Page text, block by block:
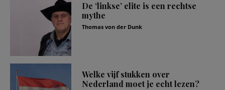
De ‘linkse’ elite is een rechtse
mythe
Thomas von der Dunk
Welke vijf stukken over
Nederland moet je echt lezen?